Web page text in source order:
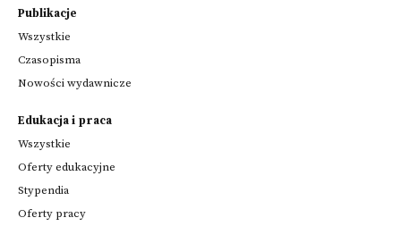
Publikacje
Wszystkie
Czasopisma
Nowości wydawnicze
Edukacja i praca
Wszystkie
Oferty edukacyjne
Stypendia
Oferty pracy